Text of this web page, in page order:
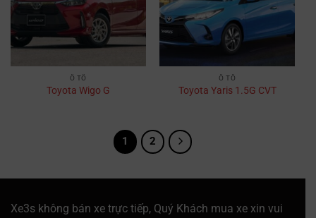
Ô TÔ
Toyota Wigo G
Ô TÔ
Toyota Yaris 1.5G CVT
1 2
Xe3s không bán xe trực tiếp, Quý Khách mua xe xin vui